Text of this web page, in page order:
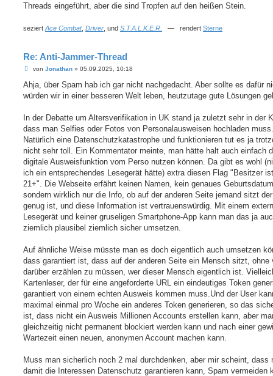
Threads eingeführt, aber die sind Tropfen auf den heißen Stein.
seziert Ace Combat, Driver , und S.T.A.L.K.E.R. — rendert Sterne
Re: Anti-Jammer-Thread
B
i
r
von Jonathan» 05.09.2025, 10:18
Ahja, über Spam hab ich gar nicht nachgedacht. Aber sollte es dafür
würden wir in einer besseren Welt leben, heutzutage gute Lösungen
In der Debatte um Altersverifikation in UK stand ja zuletzt sehr in der
dass man Selfies oder Fotos von Personalausweisen hochladen muss.
Natürlich eine Datenschutzkatastrophe und funktionieren tut es ja
nicht sehr toll. Ein Kommentator meinte, man hätte halt auch einfach
digitale Ausweisfunktion vom Perso nutzen können. Da gibt es wohl
ich ein entsprechendes Lesegerät hätte) extra diesen Flag "Besitzer
21+". Die Webseite erfährt keinen Namen, kein genaues
sondern wirklich nur die Info, ob auf der anderen Seite jemand sitzt
genug ist, und diese Information ist vertrauenswürdig. Mit einem
Lesegerät und keiner gruseligen Smartphone-App kann man das ja
ziemlich plausibel ziemlich sicher umsetzen.
Auf ähnliche Weise müsste man es doch eigentlich auch umsetzen
dass garantiert ist, dass auf der anderen Seite ein Mensch sitzt, ohne
darüber erzählen zu müssen, wer dieser Mensch eigentlich ist.
Kartenleser, der für eine angeforderte URL ein eindeutiges Token
garantiert von einem echten Ausweis kommen muss.Und der User
maximal einmal pro Woche ein anderes Token generieren, so das
ist, dass nicht ein Ausweis Millionen Accounts erstellen kann, aber
gleichzeitig nicht permanent blockiert werden kann und nach einer
Wartezeit einen neuen, anonymen Account machen kann.
Muss man sicherlich noch 2 mal durchdenken, aber mir scheint, dass
damit die Interessen Datenschutz garantieren kann, Spam vermeiden